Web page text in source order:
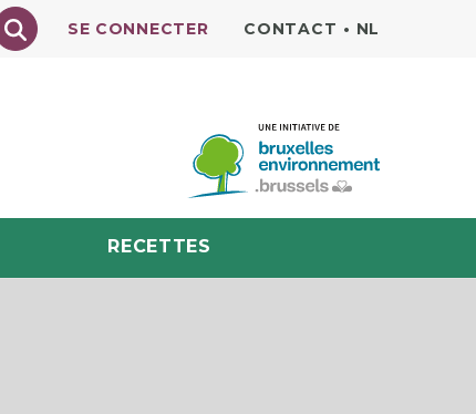
à rechercher
SE CONNECTER CONTACT • NL
RECETTES